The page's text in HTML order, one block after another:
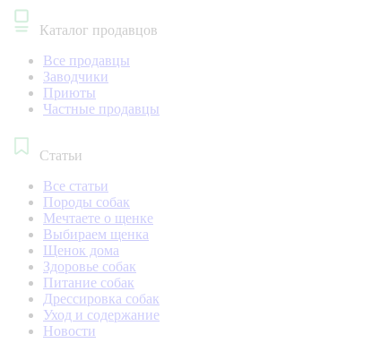
Каталог продавцов
Все продавцы
Заводчики
Приюты
Частные продавцы
Статьи
Все статьи
Породы собак
Мечтаете о щенке
Выбираем щенка
Щенок дома
Здоровье собак
Питание собак
Дрессировка собак
Уход и содержание
Новости